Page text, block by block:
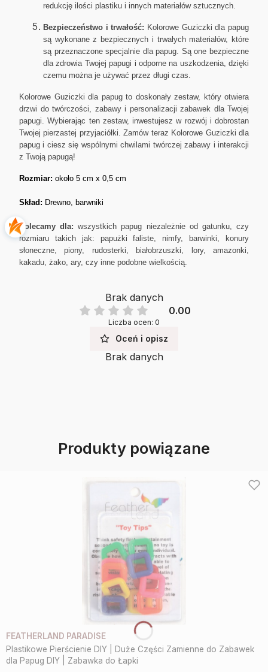
redukcję ilości plastiku i innych materiałów sztucznych.
Bezpieczeństwo i trwałość: Kolorowe Guziczki dla papug
są wykonane z bezpiecznych i trwałych materiałów, które
są przeznaczone specjalnie dla papug. Są one bezpieczne
dla zdrowia Twojej papugi i odporne na uszkodzenia, dzięki
czemu można je używać przez długi czas.
Kolorowe Guziczki dla papug to doskonały zestaw, który otwiera
drzwi do twórczości, zabawy i personalizacji zabawek dla Twojej
papugi. Wybierając ten zestaw, inwestujesz w rozwój i dobrostan
Twojej pierzastej przyjaciółki. Zamów teraz Kolorowe Guziczki dla
papug i ciesz się wspólnymi chwilami twórczej zabawy i interakcji
z Twoją papugą!
Rozmiar: około 5 cm x 0,5 cm
Skład: Drewno, barwniki
Polecamy dla: wszystkich papug niezależnie od gatunku, czy
rozmiaru takich jak: papużki faliste, nimfy, barwinki, konury
słoneczne, piony, rudosterki, białobrzuszki, lory, amazonki,
kakadu, żako, ary, czy inne podobne wielkością.
Brak danych
0.00
Liczba ocen: 0
Oceń i opisz
Brak danych
Produkty powiązane
FEATHERLAND PARADISE
Plastikowe Pierścienie DIY | Duże Części Zamienne do Zabawek
dla Papug DIY | Zabawka do Łapki